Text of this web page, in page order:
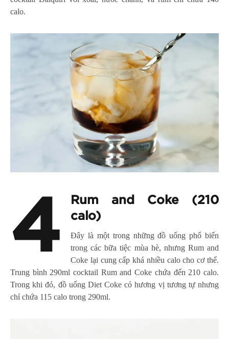
calo.
4
Rum and Coke (210
calo)
Đây là một trong những đồ uống phổ biến
trong các bữa tiệc mùa hè, nhưng Rum and
Coke lại cung cấp khá nhiều calo cho cơ thể.
Trung bình 290ml cocktail Rum and Coke chứa đến 210 calo.
Trong khi đó, đồ uống Diet Coke có hương vị tương tự nhưng
chỉ chứa 115 calo trong 290ml.